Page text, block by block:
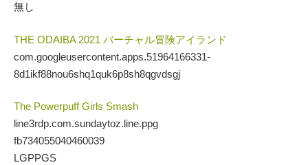
無し
THE ODAIBA 2021 バーチャル冒険アイランド
com.googleusercontent.apps.51964166331-
8d1ikf88nou6shq1quk6p8sh8qgvdsgj
The Powerpuff Girls Smash
line3rdp.com.sundaytoz.line.ppg
fb734055040460039
LGPPGS